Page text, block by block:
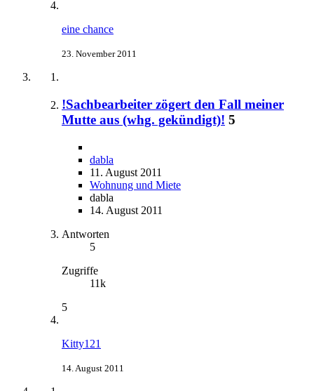
eine chance
23. November 2011
!Sachbearbeiter zögert den Fall meiner
Mutte aus (whg. gekündigt)! 5
dabla
11. August 2011
Wohnung und Miete
dabla
14. August 2011
Antworten
5
Zugriffe
11k
5
Kitty121
14. August 2011